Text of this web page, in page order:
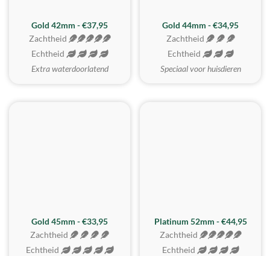
ZACHTSTE
Gold 42mm - €37,95
Zachtheid
Echtheid
Extra waterdoorlatend
Gold 44mm - €34,95
Zachtheid
Echtheid
Speciaal voor huisdieren
REALISTISCH
Gold 45mm - €33,95
Zachtheid
Echtheid
ZACHTSTE
Platinum 52mm - €44,95
Zachtheid
Echtheid